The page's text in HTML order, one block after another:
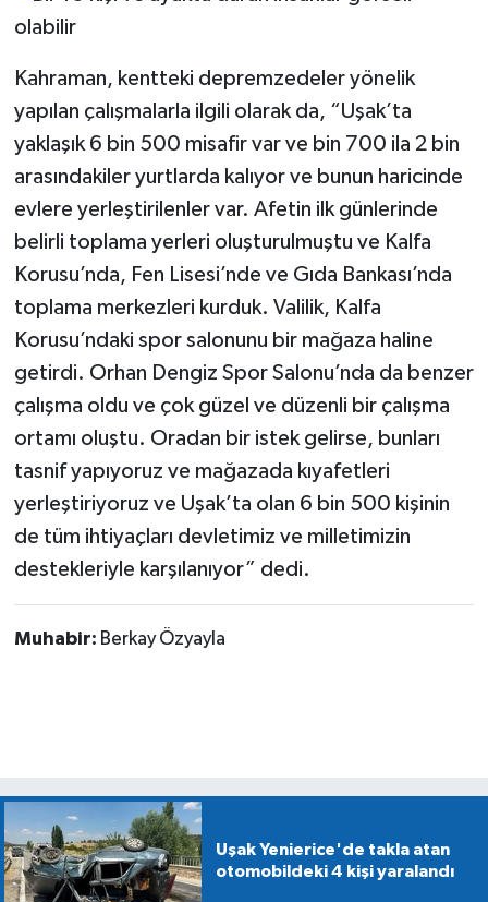
Kahraman, kentteki depremzedeler yönelik
yapılan çalışmalarla ilgili olarak da, “Uşak’ta
yaklaşık 6 bin 500 misafir var ve bin 700 ila 2 bin
arasındakiler yurtlarda kalıyor ve bunun haricinde
evlere yerleştirilenler var. Afetin ilk günlerinde
belirli toplama yerleri oluşturulmuştu ve Kalfa
Korusu’nda, Fen Lisesi’nde ve Gıda Bankası’nda
toplama merkezleri kurduk. Valilik, Kalfa
Korusu’ndaki spor salonunu bir mağaza haline
getirdi. Orhan Dengiz Spor Salonu’nda da benzer
çalışma oldu ve çok güzel ve düzenli bir çalışma
ortamı oluştu. Oradan bir istek gelirse, bunları
tasnif yapıyoruz ve mağazada kıyafetleri
yerleştiriyoruz ve Uşak’ta olan 6 bin 500 kişinin
de tüm ihtiyaçları devletimiz ve milletimizin
destekleriyle karşılanıyor” dedi.
Muhabir: Berkay Özyayla
Uşak Yenierice'de takla atan
otomobildeki 4 kişi yaralandı